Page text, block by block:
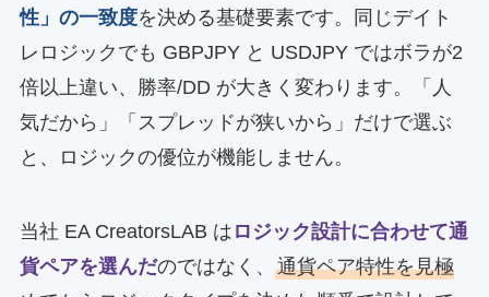
性」の一致度を決める基礎要素です。同じデイト
レロジックでも GBPJPY と USDJPY ではボラが2
倍以上違い、勝率/DD が大きく変わります。「人
気だから」「スプレッドが狭いから」だけで選ぶ
と、ロジックの優位が機能しません。
当社 EA CreatorsLAB は ロジック設計に合わせて通
貨ペアを選んだのではなく、 通貨ペア特性を見極